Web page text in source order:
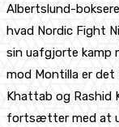
Albertslund-
hvad Nordic Fight
sin uafgjorte kamp
mod Montilla er
Khattab og Rashid
fortsætter med at